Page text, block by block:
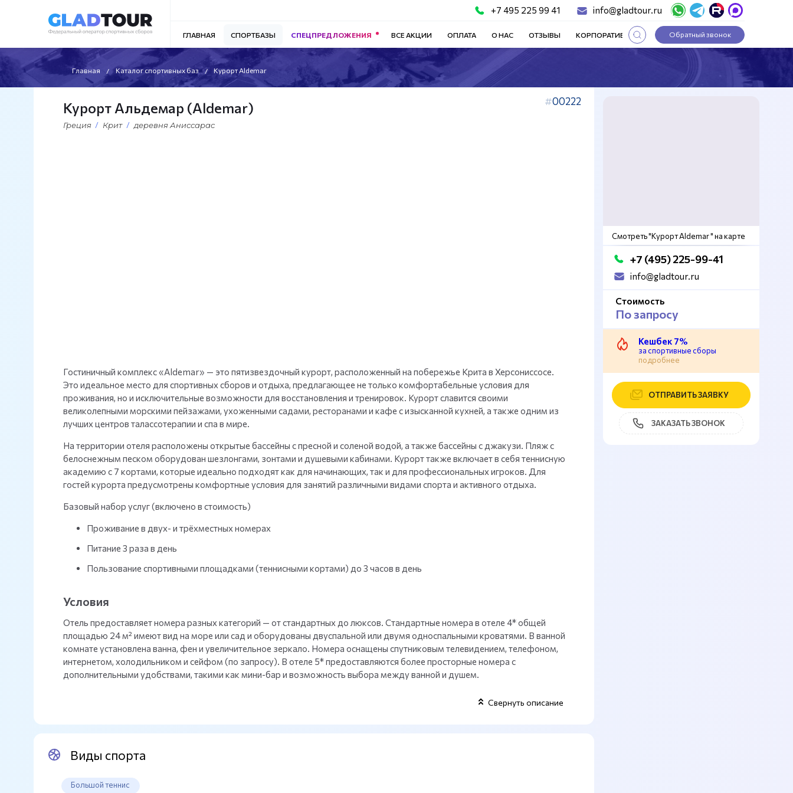
+7 495 225 99 41 info@gladtour.ru
ГЛАВНАЯ СПОРТБАЗЫ СПЕЦПРЕДЛОЖЕНИЯ ВСЕ АКЦИИ ОПЛАТА О НАС ОТЗЫВЫ КОРПОРАТИВНЫЕ ТУРЫ СТАТЬИ
Обратный звонок
Главная Каталог спортивных баз Курорт Aldemar
00222
Курорт Альдемар (Aldemar)
Греция Крит деревня Аниссарас
Гостиничный комплекс «Aldemar» — это пятизвездочный курорт, расположенный на побережье Крита в Херсониссосе.
Это идеальное место для спортивных сборов и отдыха, предлагающее не только комфортабельные условия для
проживания, но и исключительные возможности для восстановления и тренировок. Курорт славится своими
великолепными морскими пейзажами, ухоженными садами, ресторанами и кафе с изысканной кухней, а также одним из
лучших центров талассотерапии и спа в мире.
На территории отеля расположены открытые бассейны с пресной и соленой водой, а также бассейны с джакузи. Пляж с
белоснежным песком оборудован шезлонгами, зонтами и душевыми кабинами. Курорт также включает в себя теннисную
академию с 7 кортами, которые идеально подходят как для начинающих, так и для профессиональных игроков. Для
гостей курорта предусмотрены комфортные условия для занятий различными видами спорта и активного отдыха.
Базовый набор услуг (включено в стоимость)
Проживание в двух- и трёхместных номерах
Питание 3 раза в день
Пользование спортивными площадками (теннисными кортами) до 3 часов в день
Условия
Отель предоставляет номера разных категорий — от стандартных до люксов. Стандартные номера в отеле 4* общей
площадью 24 м² имеют вид на море или сад и оборудованы двуспальной или двумя односпальными кроватями. В ванной
комнате установлена ванна, фен и увеличительное зеркало. Номера оснащены спутниковым телевидением, телефоном,
интернетом, холодильником и сейфом (по запросу). В отеле 5* предоставляются более просторные номера с
дополнительными удобствами, такими как мини-бар и возможность выбора между ванной и душем.
Свернуть описание
Виды спорта
Большой теннис
Смотреть "Курорт Aldemar " на карте
+7 (495) 225-99-41
info@gladtour.ru
Стоимость
По запросу
Кешбек 7%
за спортивные сборы
подробнее
ОТПРАВИТЬ ЗАЯВКУ
ЗАКАЗАТЬ ЗВОНОК